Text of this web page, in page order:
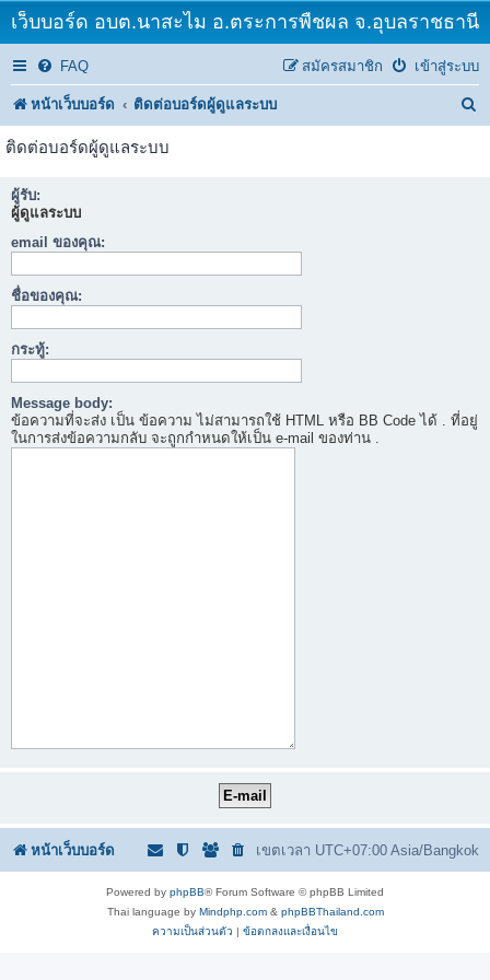
เว็บบอร์ด อบต.นาสะไม อ.ตระการพืชผล จ.อุบลราชธานี
FAQ เข้าสู่ระบบ
สมัครสมาชิก
หน้าเว็บบอร์ด ติดต่อบอร์ดผู้ดูแลระบบ
ติดต่อบอร์ดผู้ดูแลระบบ
ผู้รับ:
ผู้ดูแลระบบ
email ของคุณ:
ชื่อของคุณ:
กระทู้:
Message body:
ข้อความที่จะส่ง เป็น ข้อความ ไม่สามารถใช้ HTML หรือ BB Code ได้ . ที่อยู่
ในการส่งข้อความกลับ จะถูกกำหนดให้เป็น e-mail ของท่าน .
หน้าเว็บบอร์ด เขตเวลา UTC+07:00 Asia/Bangkok
Powered by phpBB® Forum Software © phpBB Limited
Thai language by Mindphp.com& phpBBThailand.com
ความเป็นส่วนตัว | ข้อตกลงและเงื่อนไข